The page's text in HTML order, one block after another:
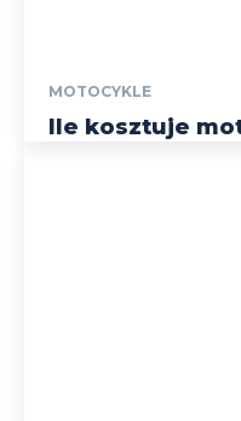
MOTOCYKLE
Ile kosztuje